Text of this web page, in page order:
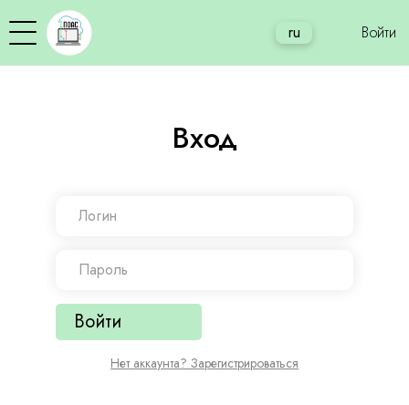
ru Войти
Вход
Войти
Нет аккаунта? Зарегистрироваться